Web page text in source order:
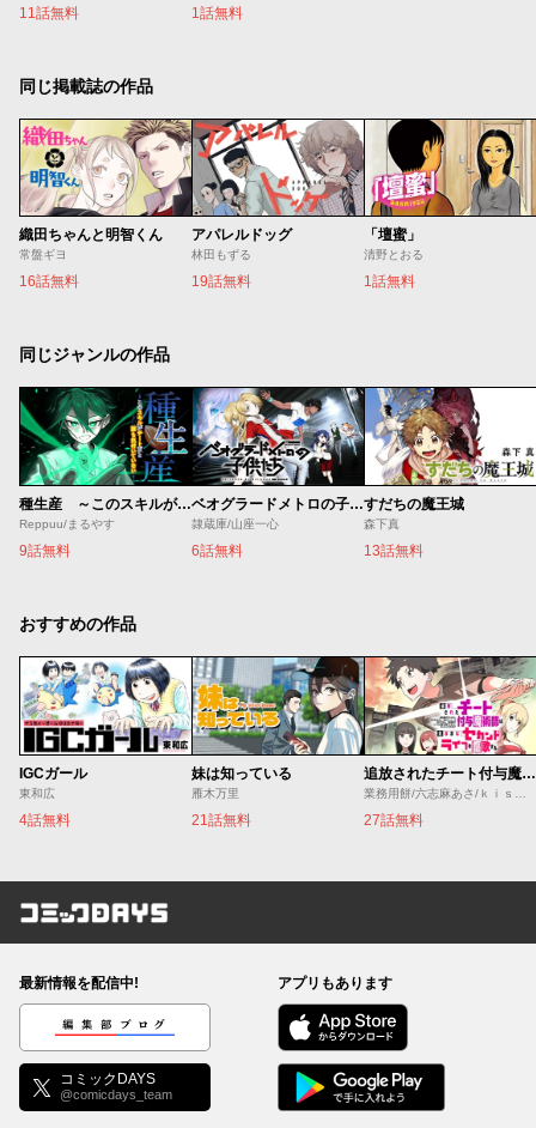
11話無料 1話無料
同じ掲載誌の作品
織田ちゃんと明智くん
常盤ギヨ
16話無料
アパレルドッグ
林田もずる
19話無料
「壇蜜」
清野とおる
1話無料
同じジャンルの作品
種生産 ～このスキルがチートだとまだ誰も気付いていない～
Reppuu/まるやす
9話無料
ベオグラードメトロの子供たち
隷蔵庫/山座一心
6話無料
すだちの魔王城
森下真
13話無料
おすすめの作品
IGCガール
東和広
4話無料
妹は知っている
雁木万里
21話無料
追放されたチート付与魔術師は気ままなセカンドライフを謳歌する。 ～俺は武器だけじゃなく、あらゆるものに『強化ポイント』を付与できるし、俺の意思でいつでも効果を解除できるけど、残った人たち大丈夫？～
27話無料
コミックDAYS
最新情報を配信中!
編集部ブログ
コミックDAYS
@comicdays_team
アプリもあります